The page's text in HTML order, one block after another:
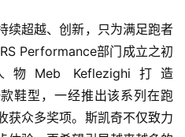
续超越、创新，只为满足跑者
Performance部门成立之初
Meb Keflezighi打造
款鞋型，一经推出该系列在跑
获众多奖项。斯凯奇不仅致力